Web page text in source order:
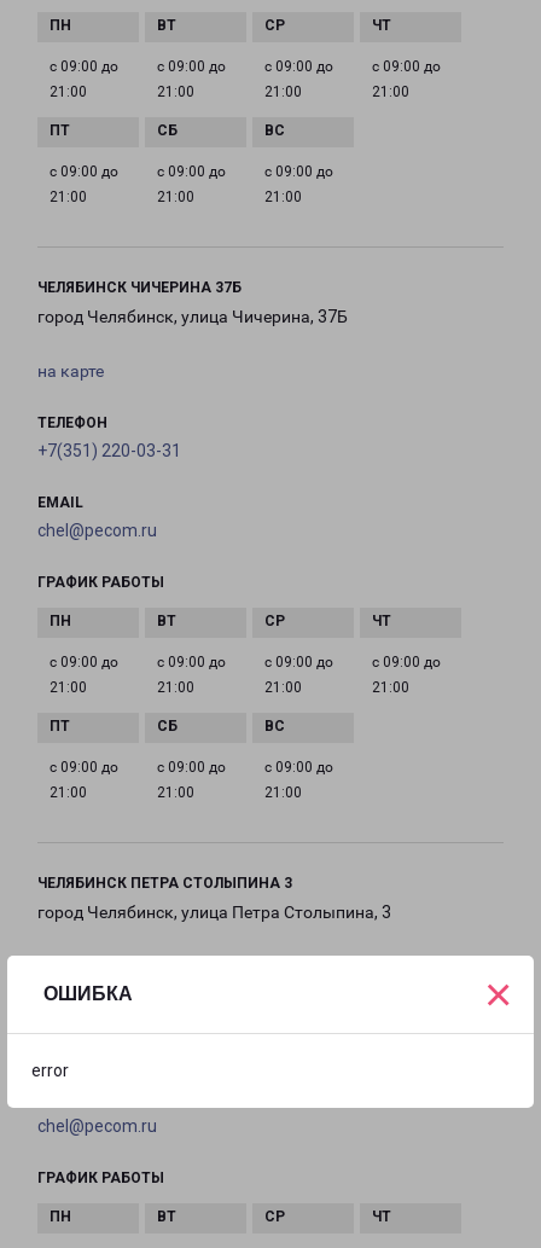
ОШИБКА
error
×
с 09:00 до
21:00
с 09:00 до
21:00
с 09:00 до
21:00
с 09:00 до
21:00
с 09:00 до
21:00
с 09:00 до
21:00
с 09:00 до
21:00
ЧЕЛЯБИНСК ЧИЧЕРИНА 37Б
город Челябинск, улица Чичерина, 37Б
на карте
ТЕЛЕФОН
+7(351) 220-03-31
EMAIL
chel@pecom.ru
ГРАФИК РАБОТЫ
с 09:00 до
21:00
с 09:00 до
21:00
с 09:00 до
21:00
с 09:00 до
21:00
с 09:00 до
21:00
с 09:00 до
21:00
с 09:00 до
21:00
ЧЕЛЯБИНСК ПЕТРА СТОЛЫПИНА 3
город Челябинск, улица Петра Столыпина, 3
chel@pecom.ru
ГРАФИК РАБОТЫ